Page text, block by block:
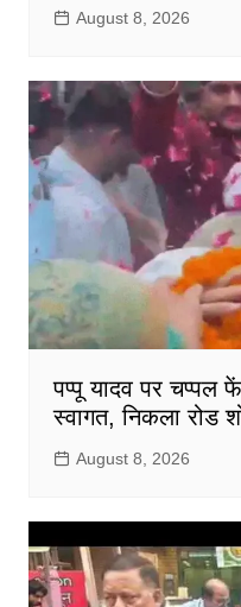
August 8, 2026
पप्पू यादव पर चप्पल
स्वागत, निकला रोड
August 8, 2026